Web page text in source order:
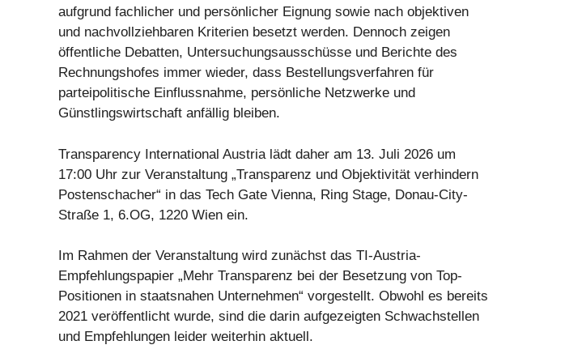
aufgrund fachlicher und persönlicher Eignung sowie nach objektiven
und nachvollziehbaren Kriterien besetzt werden. Dennoch zeigen
öffentliche Debatten, Untersuchungsausschüsse und Berichte des
Rechnungshofes immer wieder, dass Bestellungsverfahren für
parteipolitische Einflussnahme, persönliche Netzwerke und
Günstlingswirtschaft anfällig bleiben.
Transparency International Austria lädt daher am 13. Juli 2026 um
17:00 Uhr zur Veranstaltung „Transparenz und Objektivität verhindern
Postenschacher“ in das Tech Gate Vienna, Ring Stage, Donau-City-
Straße 1, 6.OG, 1220 Wien ein.
Im Rahmen der Veranstaltung wird zunächst das TI-Austria-
Empfehlungspapier „Mehr Transparenz bei der Besetzung von Top-
Positionen in staatsnahen Unternehmen“ vorgestellt. Obwohl es bereits
2021 veröffentlicht wurde, sind die darin aufgezeigten Schwachstellen
und Empfehlungen leider weiterhin aktuell.